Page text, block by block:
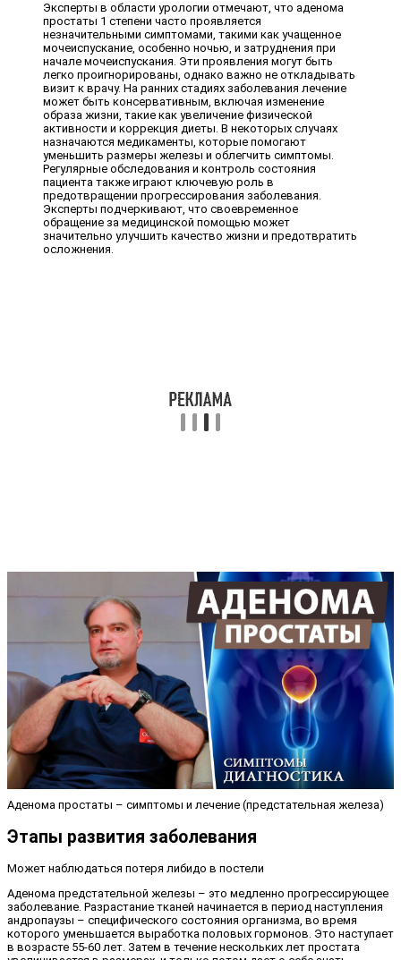
Эксперты в области урологии отмечают, что аденома
простаты 1 степени часто проявляется
незначительными симптомами, такими как учащенное
мочеиспускание, особенно ночью, и затруднения при
начале мочеиспускания. Эти проявления могут быть
легко проигнорированы, однако важно не откладывать
визит к врачу. На ранних стадиях заболевания лечение
может быть консервативным, включая изменение
образа жизни, такие как увеличение физической
активности и коррекция диеты. В некоторых случаях
назначаются медикаменты, которые помогают
уменьшить размеры железы и облегчить симптомы.
Регулярные обследования и контроль состояния
пациента также играют ключевую роль в
предотвращении прогрессирования заболевания.
Эксперты подчеркивают, что своевременное
обращение за медицинской помощью может
значительно улучшить качество жизни и предотвратить
осложнения.
Аденома простаты – симптомы и лечение (предстательная железа)
Этапы развития заболевания
Может наблюдаться потеря либидо в постели
Аденома предстательной железы – это медленно прогрессирующее
заболевание. Разрастание тканей начинается в период наступления
андропаузы – специфического состояния организма, во время
которого уменьшается выработка половых гормонов. Это наступает
в возрасте 55-60 лет. Затем в течение нескольких лет простата